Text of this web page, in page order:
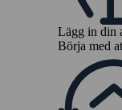
Lägg in din
Börja med